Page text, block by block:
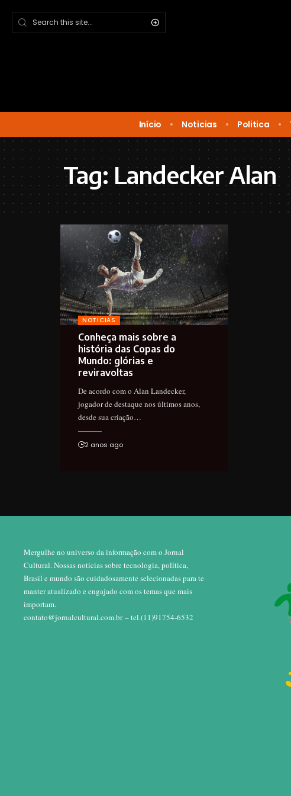
Início Noticias Politica
Tag:Landecker Alan
NOTICIAS
Conheça mais sobre a
história das Copas do
Mundo: glórias e
reviravoltas
De acordo com o Alan Landecker,
jogador de destaque nos últimos anos,
desde sua criação…
2 anos ago
Mergulhe no universo da informação com o Jornal
Cultural. Nossas notícias sobre tecnologia, política,
Brasil e mundo são cuidadosamente selecionadas para te
manter atualizado e engajado com os temas que mais
importam.
contato@jornalcultural.com.br– tel.(11)91754-6532